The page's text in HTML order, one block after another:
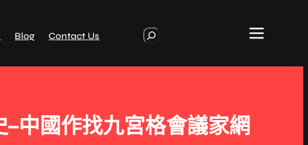
Blog Contact Us
r
中國作找九宮格會議家網